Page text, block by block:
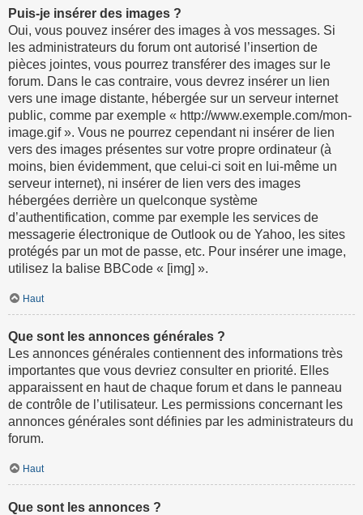
Puis-je insérer des images ?
Oui, vous pouvez insérer des images à vos messages. Si
les administrateurs du forum ont autorisé l’insertion de
pièces jointes, vous pourrez transférer des images sur le
forum. Dans le cas contraire, vous devrez insérer un lien
vers une image distante, hébergée sur un serveur internet
public, comme par exemple « http://www.exemple.com/mon-
image.gif ». Vous ne pourrez cependant ni insérer de lien
vers des images présentes sur votre propre ordinateur (à
moins, bien évidemment, que celui-ci soit en lui-même un
serveur internet), ni insérer de lien vers des images
hébergées derrière un quelconque système
d’authentification, comme par exemple les services de
messagerie électronique de Outlook ou de Yahoo, les sites
protégés par un mot de passe, etc. Pour insérer une image,
utilisez la balise BBCode « [img] ».
Haut
Que sont les annonces générales ?
Les annonces générales contiennent des informations très
importantes que vous devriez consulter en priorité. Elles
apparaissent en haut de chaque forum et dans le panneau
de contrôle de l’utilisateur. Les permissions concernant les
annonces générales sont définies par les administrateurs du
forum.
Haut
Que sont les annonces ?